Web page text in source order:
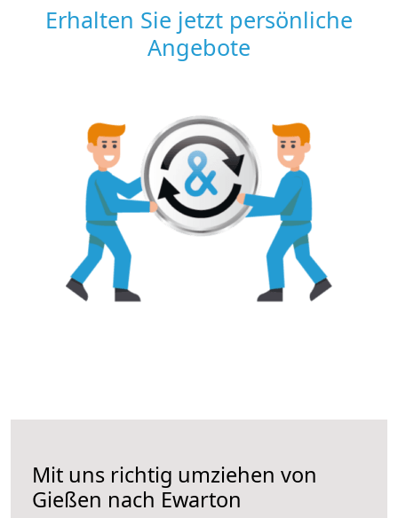
Erhalten Sie jetzt persönliche
Angebote
Mit uns richtig umziehen von
Gießen nach Ewarton